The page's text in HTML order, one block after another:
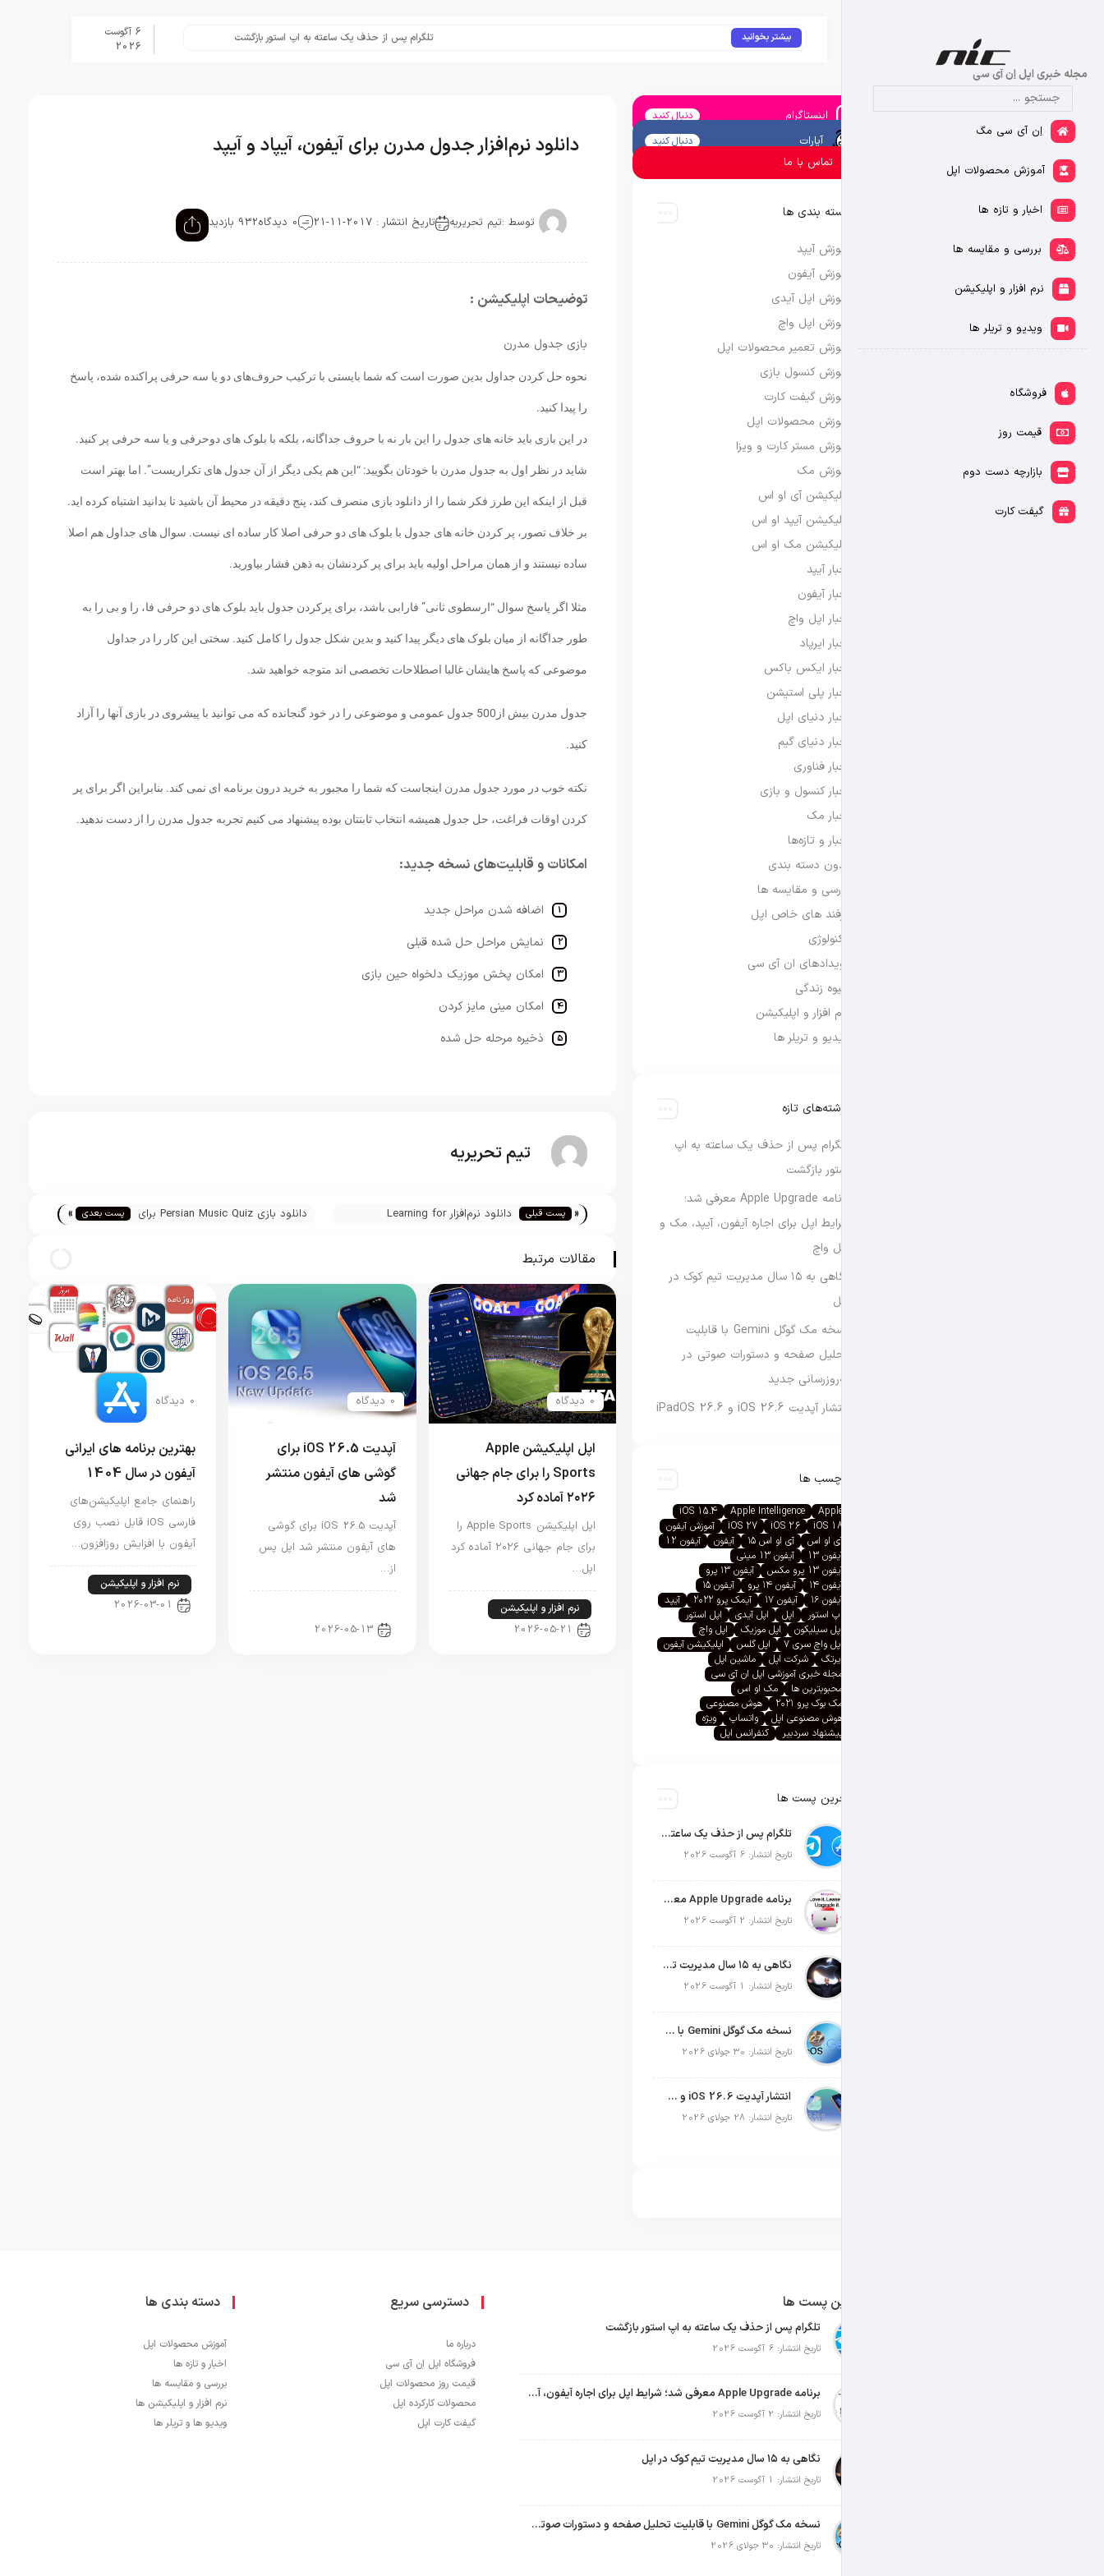
مجله خبری اپل اِن آی سی
اِن آی سی مگ
آموزش محصولات اپل
اخبار و تازه ها
بررسی و مقایسه ها
نرم افزار و اپلیکیشن
ویدیو و تریلر ها
فروشگاه
قیمت روز
بازارچه دست دوم
گیفت کارت
بیشتر بخوانید تلگرام پس از حذف یک ساعته به اپ استور بازگشت
6 آگوست
2026
دانلود نرم‌افزار جدول مدرن برای آيفون، آیپاد و آيپد
توسط :تیم تحریریه تاریخ انتشار : 2017-11-21 0 دیدگاه 932 بازدید
توضیحات اپلیکیشن :
بازی جدول مدرن
نحوه حل کردن جداول بدین صورت است که شما بایستی با ترکیب حروف‌های دو یا سه حرفی پراکنده شده، پاسخ
را پیدا کنید.
در این بازی باید خانه های جدول را این بار نه با حروف جداگانه، بلکه با بلوک های دوحرفی و یا سه حرفی پر کنید.
شاید در نظر اول به جدول مدرن با خودتان بگویید: “این هم یکی دیگر از آن جدول های تکراریست”. اما بهتر است
قبل از اینکه این طرز فکر شما را از دانلود بازی منصرف کند، پنج دقیقه در محیط آن باشید تا بدانید اشتباه کرده اید.
بر خلاف تصور، پر کردن خانه های جدول با بلوک های دو حرفی اصلا کار ساده ای نیست. سوال های جداول هم اصلا
ساده نیستند و از همان مراحل اولیه باید برای پر کردنشان به ذهن فشار بیاورید.
مثلا اگر پاسخ سوال “ارسطوی ثانی” فارابی باشد، برای پرکردن جدول باید بلوک های دو حرفی فا، را و بی را به
طور جداگانه از میان بلوک های دیگر پیدا کنید و بدین شکل جدول را کامل کنید. سختی این کار را در جداول
موضوعی که پاسخ هایشان غالبا اصطلاحات تخصصی اند متوجه خواهید شد.
جدول مدرن بیش از500 جدول عمومی و موضوعی را در خود گنجانده که می توانید با پیشروی در بازی آنها را آزاد
کنید.
نکته خوب در مورد جدول مدرن اینجاست که شما را مجبور به خرید درون برنامه ای نمی کند. بنابراین اگر برای پر
کردن اوقات فراغت، حل جدول همیشه انتخاب ثابتتان بوده پیشنهاد می کنیم تجربه جدول مدرن را از دست ندهید.
امکانات و قابلیت‌های نسخه جدید:
اضافه شدن مراحل جدید
نمایش مراحل حل شده قبلی
امکان پخش موزیک دلخواه حین بازی
امکان مینی مایز کردن
ذخیره مرحله حل شده
تیم تحریریه
« پست قبلی
دانلود نرم‌افزار Learning for
دانلود بازی Persian Music Quiz برای
پست بعدی »
مقالات مرتبط
0 دیدگاه
اپل اپلیکیشن Apple
Sports را برای جام جهانی
۲۰۲۶ آماده کرد
اپل اپلیکیشن Apple Sports را
برای جام جهانی ۲۰۲۶ آماده کرد
اپل…
نرم افزار و اپلیکیشن
2026-05-21
0 دیدگاه
آپدیت iOS 26.5 برای
گوشی های آیفون منتشر
شد
آپدیت iOS 26.5 برای گوشی
های آیفون منتشر شد اپل پس
از…
2026-05-13
0 دیدگاه
بهترین برنامه های ایرانی
آیفون در سال 1404
راهنمای جامع اپلیکیشن‌های
فارسی iOS قابل نصب روی
آیفون با افزایش روزافزون…
نرم افزار و اپلیکیشن
2026-03-01
اینستاگرام دنبال کنید
آپارات دنبال کنید
تماس با ما
دسته بندی ها
آموزش آیپد
آموزش آیفون
آموزش اپل آیدی
آموزش اپل واچ
آموزش تعمیر محصولات اپل
آموزش کنسول بازی
آموزش گیفت کارت
آموزش محصولات اپل
آموزش مستر کارت و ویزا
آموزش مک
اپلیکیشن آی او اس
اپلیکیشن آیپد او اس
اپلیکیشن مک او اس
اخبار آیپد
اخبار آیفون
اخبار اپل واچ
اخبار ایرپاد
اخبار ایکس باکس
اخبار پلی استیشن
اخبار دنیای اپل
اخبار دنیای گیم
اخبار فناوری
اخبار کنسول و بازی
اخبار مک
اخبار و تازه‌ها
بدون دسته بندی
بررسی و مقایسه ها
ترفند های خاص اپل
تکنولوژی
رویدادهای ان آی سی
شیوه زندگی
نرم افزار و اپلیکیشن
ویدیو و تریلر ها
نوشته‌های تازه
تلگرام پس از حذف یک ساعته به اپ
استور بازگشت
برنامه Apple Upgrade معرفی شد؛
شرایط اپل برای اجاره آیفون، آیپد، مک و
اپل واچ
نگاهی به ۱۵ سال مدیریت تیم کوک در
اپل
نسخه مک گوگل Gemini با قابلیت
تحلیل صفحه و دستورات صوتی در
به‌روزرسانی جدید
انتشار آپدیت iOS 26.6 و iPadOS 26.6
برچسب ها
Apple
Apple Intelligence
iOS 15.4
iOS 18
iOS 26
iOS 27
آموزش آیفون
آی او اس
آی او اس ۱۵ آیفون
آیفون 12
آیفون 13
آیفون 13 مینی
آیفون 13 پرو مکس
آیفون ۱۳ پرو
آیفون ۱۴
آیفون ۱۴ پرو
آیفون ۱۵
آیفون ۱۶
آیفون ۱۷ آیمک پرو ۲۰۲۲
آیپد
اپ استور
اپل اپل آیدی
اپل استور
اپل سیلیکون
اپل موزیک
اپل واچ
اپل واچ سری ۷
اپل گلس
اپلیکیشن آیفون
ایرتگ
شرکت اپل
ماشین اپل
مجله خبری آموزشی اپل ان آی سی
محبوبترین ها
مک او اس
مک بوک پرو ۲۰۲۱
هوش مصنوعی
هوش مصنوعی اپل
واتساپ
ویژه
پیشنهاد سردبیر
کنفرانس اپل
آخرین پست ها
تلگرام پس از حذف یک ساعته به اپ استور بازگشت
تاریخ انتشار: 6 آگوست 2026
برنامه Apple Upgrade معرفی شد؛ شرایط اپل برای اجاره آیفون، آیپد، مک و اپل واچ
تاریخ انتشار: 2 آگوست 2026
نگاهی به ۱۵ سال مدیریت تیم کوک در اپل
تاریخ انتشار: 1 آگوست 2026
نسخه مک گوگل Gemini با قابلیت تحلیل صفحه و دستورات صوتی در به‌روزرسانی جدید
تاریخ انتشار: 30 جولای 2026
انتشار آپدیت iOS 26.6 و iPadOS 26.6
تاریخ انتشار: 28 جولای 2026
آخرین پست ها
تلگرام پس از حذف یک ساعته به اپ استور بازگشت
تاریخ انتشار: 6 آگوست 2026
برنامه Apple Upgrade معرفی شد؛ شرایط اپل برای اجاره آیفون، آیپد، مک و اپل واچ
تاریخ انتشار: 2 آگوست 2026
نگاهی به ۱۵ سال مدیریت تیم کوک در اپل
تاریخ انتشار: 1 آگوست 2026
نسخه مک گوگل Gemini با قابلیت تحلیل صفحه و دستورات صوتی در به‌روزرسانی جدید
تاریخ انتشار: 30 جولای 2026
دسترسی سریع
درباره ما
فروشگاه اپل اِن آی سی
قیمت روز محصولات اپل
محصولات کارکرده اپل
گیفت کارت اپل
دسته بندی ها
آموزش محصولات اپل
اخبار و تازه ها
بررسی و مقایسه ها
نرم افزار و اپلیکیشن ها
ویدیو ها و تریلر ها